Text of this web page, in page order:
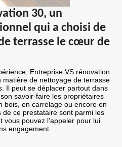
30, un
qui a choisi de
terrasse le cœur de
Entreprise VS rénovation
de nettoyage de terrasse
Il peut se déplacer partout dans
savoir-faire les propriétaires
bois, en carrelage ou encore en
ce prestataire sont parmi les
vous pouvez l’appeler pour lui
engagement.